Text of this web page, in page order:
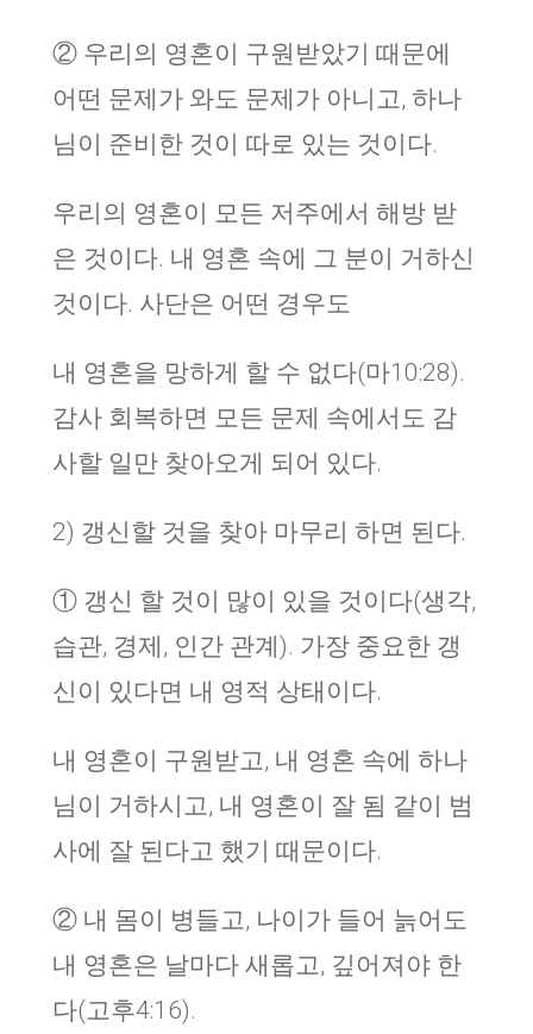
② 우리의 영혼이 구원받았기 때문에
어떤 문제가 와도 문제가 아니고, 하나
님이 준비한 것이 따로 있는 것이다.
우리의 영혼이 모든 저주에서 해방 받
은 것이다. 내 영혼 속에 그 분이 거하신
것이다. 사단은 어떤 경우도
내 영혼을 망하게 할 수 없다(마10:28).
감사 회복하면 모든 문제 속에서도 감
사할 일만 찾아오게 되어 있다.
2) 갱신할 것을 찾아 마무리 하면 된다.
① 갱신 할 것이 많이 있을 것이다(생각,
습관, 경제, 인간 관계). 가장 중요한 갱
신이 있다면 내 영적 상태이다.
내 영혼이 구원받고, 내 영혼 속에 하나
님이 거하시고, 내 영혼이 잘 됨 같이 범
사에 잘 된다고 했기 때문이다.
② 내 몸이 병들고, 나이가 들어 늙어도
내 영혼은 날마다 새롭고, 깊어져야 한
다(고후4:16).